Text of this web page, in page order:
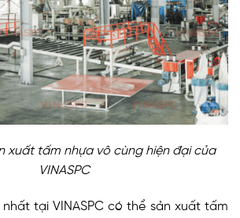
xuất tấm nhựa vô cùng hiện đại của
VINASPC
tại VINASPC có thể sản xuất tấm